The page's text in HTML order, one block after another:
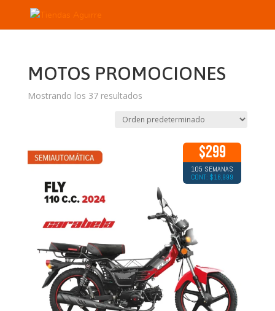
MOTOS PROMOCIONES
Mostrando los 37 resultados
$299
105 SEMANAS
CONT: $16,999